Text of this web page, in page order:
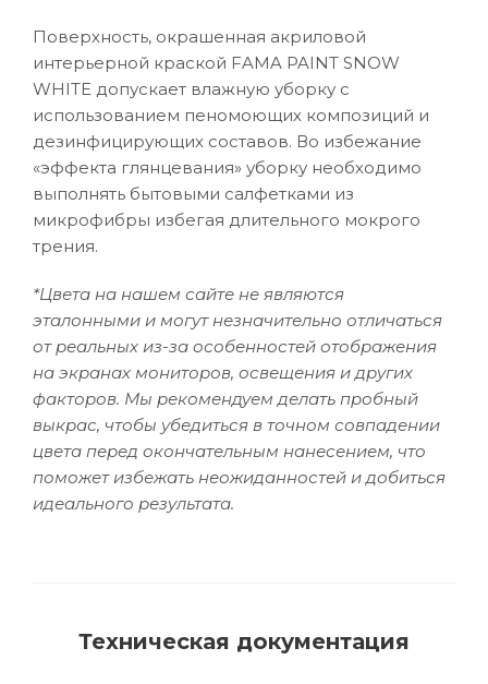
Поверхность, окрашенная акриловой
интерьерной краской FAMA PAINT SNOW
WHITE допускает влажную уборку с
использованием пеномоющих композиций и
дезинфицирующих составов. Во избежание
«эффекта глянцевания» уборку необходимо
выполнять бытовыми салфетками из
микрофибры избегая длительного мокрого
трения.
*Цвета на нашем сайте не являются
эталонными и могут незначительно отличаться
от реальных из-за особенностей отображения
на экранах мониторов, освещения и других
факторов. Мы рекомендуем делать пробный
выкрас, чтобы убедиться в точном совпадении
цвета перед окончательным нанесением, что
поможет избежать неожиданностей и добиться
идеального результата.
Техническая документация